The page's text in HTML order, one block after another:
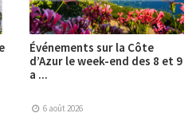
Événements sur la Côte
d’Azur le week-end des 8 et 9
a ...
6 août 2026